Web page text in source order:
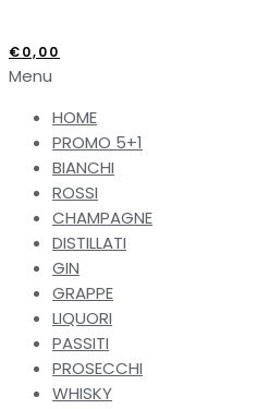
€0,00
Menu
HOME
PROMO 5+1
BIANCHI
ROSSI
CHAMPAGNE
DISTILLATI
GIN
GRAPPE
LIQUORI
PASSITI
PROSECCHI
WHISKY